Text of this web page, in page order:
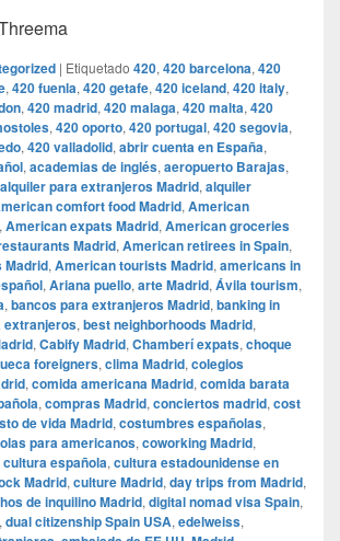
| Etiquetado 420, 420 barcelona, 420
, 420 fuenla, 420 getafe, 420 iceland, 420 italy,
, 420 madrid, 420 malaga, 420 malta, 420
, 420 oporto, 420 portugal, 420 segovia,
, 420 valladolid, abrir cuenta en España,
, academias de inglés, aeropuerto Barajas,
alquiler para extranjeros Madrid, alquiler
comfort food Madrid, American
, American expats Madrid, American groceries
Madrid, American retirees in Spain,
Madrid, American tourists Madrid, americans in
, Ariana puello, arte Madrid, Ávila tourism,
, bancos para extranjeros Madrid, banking in
extranjeros, best neighborhoods Madrid,
, Cabify Madrid, Chamberí expats, choque
foreigners, clima Madrid, colegios
, comida americana Madrid, comida barata
, compras Madrid, conciertos madrid, cost
de vida Madrid, costumbres españolas,
para americanos, coworking Madrid,
cultura española, cultura estadounidense en
Madrid, culture Madrid, day trips from Madrid,
de inquilino Madrid, digital nomad visa Spain,
, dual citizenship Spain USA, edelweiss,